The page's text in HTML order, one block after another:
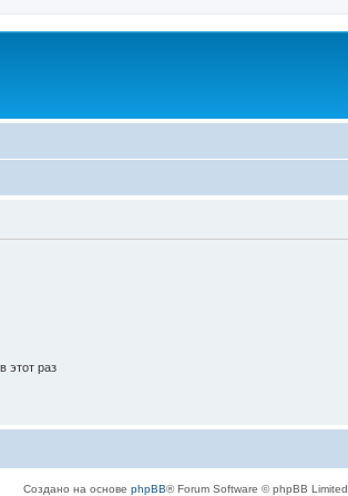
этот раз
Создано на основе phpBB® Forum Software © phpBB Limited